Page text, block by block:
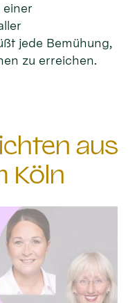
einer
jede Bemühung,
zu erreichen.
aus
Köln